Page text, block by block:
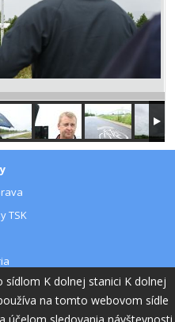
sídlom K dolnej stanici K dolnej
na tomto webovom sídle
TSK